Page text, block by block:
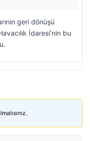
geri dönüşü
İdaresi’nin bu